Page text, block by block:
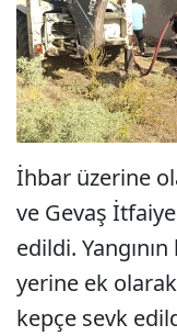
İhbar üzerine
ve Gevaş
edildi.
yerine ek
kepçe sevk